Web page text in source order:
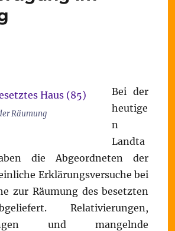
Räumung
Bei der
heutige
n
Landta
die Abgeordneten der
Erklärungsversuche bei
zur Räumung des besetzten
Relativierungen,
und mangelnde